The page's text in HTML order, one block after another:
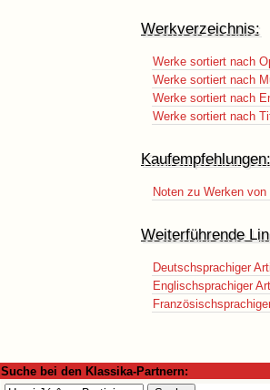
Werkverzeichnis:
Werke sortiert nach
Werke sortiert nach
Werke sortiert nach
Werke sortiert nach
Kaufempfehlungen:
Noten zu Werken
Weiterführende
Deutschsprachiger
Englischsprachiger
Suche bei den Klassika-Partnern: